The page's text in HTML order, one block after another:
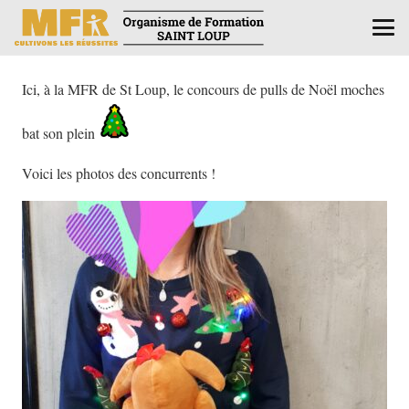
Ici, à la MFR de St Loup, le concours de pulls de Noël moches
bat son plein
Voici les photos des concurrents !